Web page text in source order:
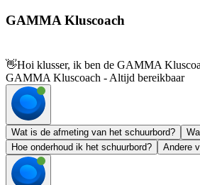
GAMMA Kluscoach
👋Hoi klusser, ik ben de GAMMA
GAMMA Kluscoach - Altijd bereikbaar
Wat is de afmeting van het schuurbord?
Hoe onderhoud ik het schuurbord?
Andere